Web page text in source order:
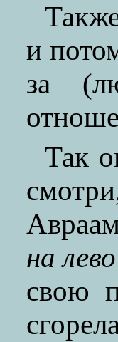
и
за
Так
на лево
свою